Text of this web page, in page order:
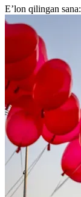
E’lon qilingan sana: